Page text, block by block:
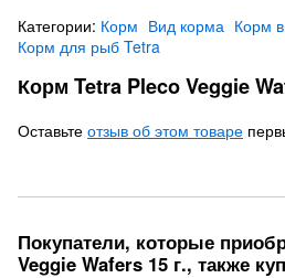
Категории: Корм Вид корма Корм
Корм для рыб Tetra
Корм Tetra Pleco Veggie
Оставьте отзыв об этом товаре
Покупатели, которые
Veggie Wafers 15 г., также